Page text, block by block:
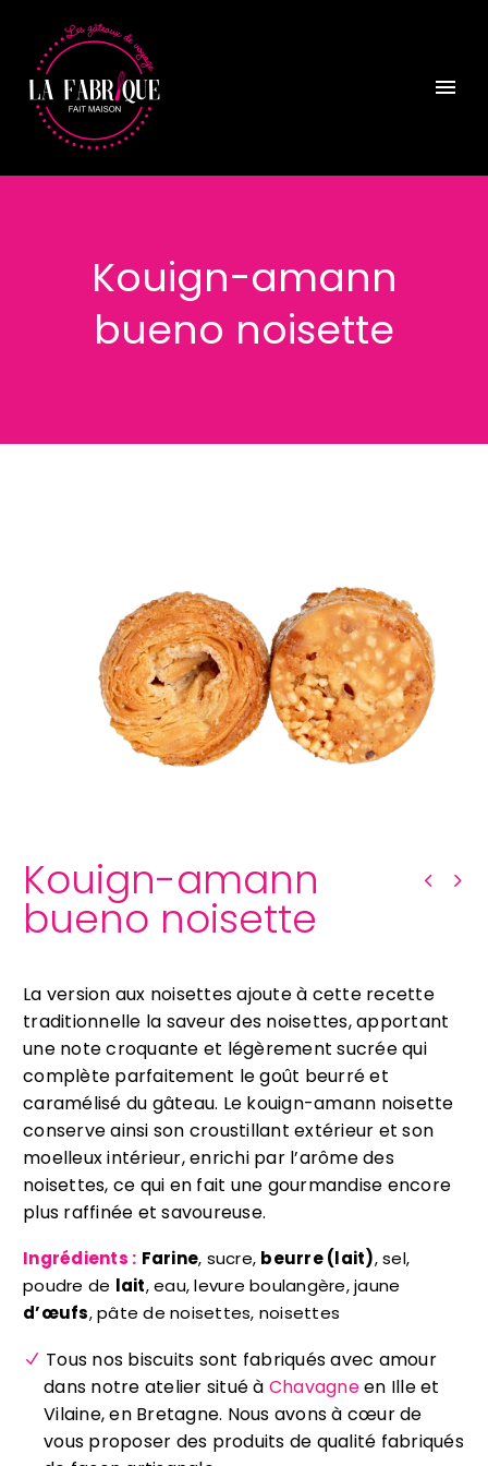
Kouign-amann
bueno noisette
Kouign-amann
bueno noisette
La version aux noisettes ajoute à cette recette
traditionnelle la saveur des noisettes, apportant
une note croquante et légèrement sucrée qui
complète parfaitement le goût beurré et
caramélisé du gâteau. Le kouign-amann noisette
conserve ainsi son croustillant extérieur et son
moelleux intérieur, enrichi par l’arôme des
noisettes, ce qui en fait une gourmandise encore
plus raffinée et savoureuse.
Ingrédients : Farine, sucre, beurre (lait), sel,
poudre de lait, eau, levure boulangère, jaune
d’œufs, pâte de noisettes, noisettes
Tous nos biscuits sont fabriqués avec amour
dans notre atelier situé à Chavagneen Ille et
Vilaine, en Bretagne. Nous avons à cœur de
vous proposer des produits de qualité fabriqués